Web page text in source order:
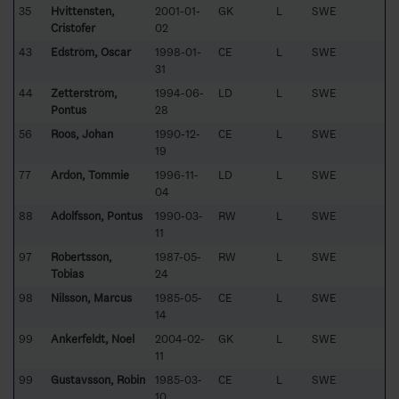
35
Hvittensten,
Cristofer
2001-01-
02
GK L SWE
43 Edström, Oscar
1998-01-
31
CE L SWE
44
Zetterström,
Pontus
1994-06-
28
LD L SWE
56 Roos, Johan
1990-12-
19
CE L SWE
77 Ardon, Tommie
1996-11-
04
LD L SWE
88 Adolfsson, Pontus
1990-03-
11
RW L SWE
97
Robertsson,
Tobias
1987-05-
24
RW L SWE
98 Nilsson, Marcus
1985-05-
14
CE L SWE
99 Ankerfeldt, Noel
2004-02-
11
GK L SWE
99 Gustavsson, Robin
1985-03-
CE L SWE